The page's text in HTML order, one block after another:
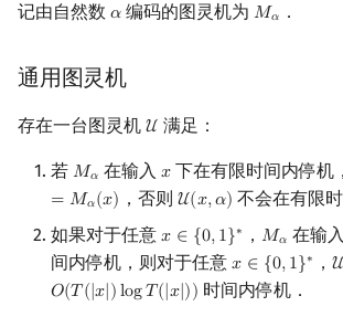
记由自然数 𝛼
α 编码的图灵机为𝑀𝛼
Mα ．
通用图灵机
存在一台图灵机 U
U 满足：
若 𝑀𝛼
Mα 在输入𝑥
x 下在有限时间内停机
= 𝑀𝛼(𝑥) ，否则 U(𝑥,𝛼)
U(x,α)
不会在有限
如果对于任意 𝑥 ∈ {0,1}∗
x∈{ 0,1} ∗ ， 𝑀𝛼
Mα 在输入
间内停机，则对于任意 𝑥 ∈ {0,1}∗
x∈{ 0,1} ∗ ， U
U
𝑂(𝑇 (|𝑥|)log𝑇 (|𝑥|))
O(T(|x| logT(|x |)) 时间内停机．